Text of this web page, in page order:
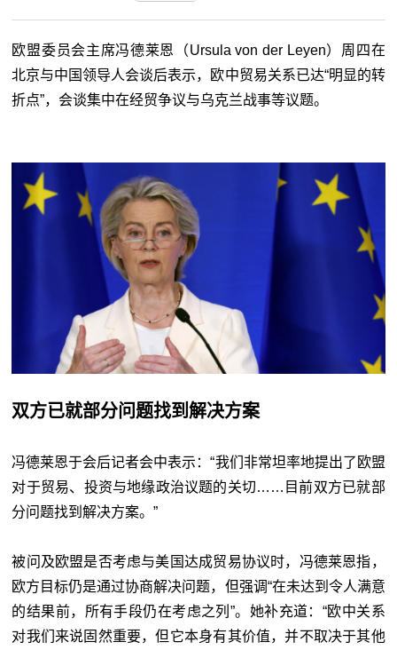
欧盟委员会主席冯德莱恩（Ursula von der Leyen）周四在
北京与中国领导人会谈后表示，欧中贸易关系已达“明显的转
折点”，会谈集中在经贸争议与乌克兰战事等议题。
双方已就部分问题找到解决方案
冯德莱恩于会后记者会中表示：“我们非常坦率地提出了欧盟
对于贸易、投资与地缘政治议题的关切……目前双方已就部
分问题找到解决方案。”
被问及欧盟是否考虑与美国达成贸易协议时，冯德莱恩指，
欧方目标仍是通过协商解决问题，但强调“在未达到令人满意
的结果前，所有手段仍在考虑之列”。她补充道：“欧中关系
对我们来说固然重要，但它本身有其价值，并不取决于其他